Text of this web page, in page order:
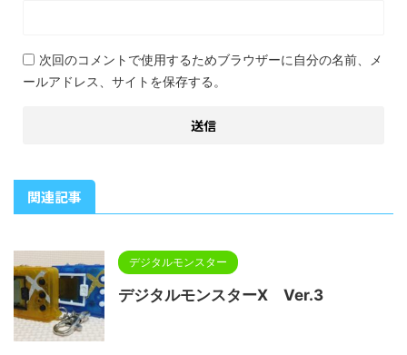
次回のコメントで使用するためブラウザーに自分の名前、メ
ールアドレス、サイトを保存する。
関連記事
デジタルモンスター
デジタルモンスターX Ver.3